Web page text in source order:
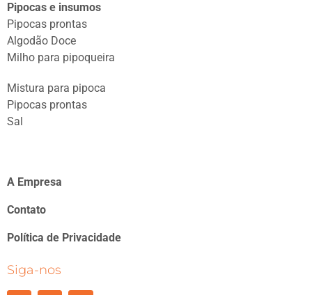
Pipocas e insumos
Pipocas prontas
Algodão Doce
Milho para pipoqueira
Mistura para pipoca
Pipocas prontas
Sal
A Empresa
Contato
Política de Privacidade
Siga-nos